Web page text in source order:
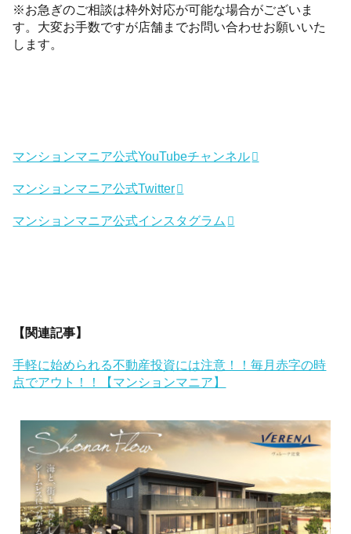
※お急ぎのご相談は枠外対応が可能な場合がございま
す。大変お手数ですが店舗までお問い合わせお願いいた
します。
マンションマニア公式YouTubeチャンネル
マンションマニア公式Twitter
マンションマニア公式インスタグラム
【関連記事】
手軽に始められる不動産投資には注意！！毎月赤字の時
点でアウト！！【マンションマニア】